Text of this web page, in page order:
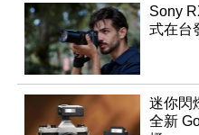
Sony
式在台
迷你閃
全新